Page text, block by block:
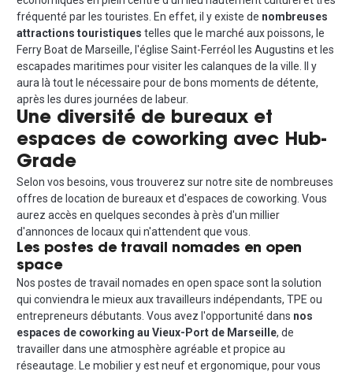
fréquenté par les touristes. En effet, il y existe de nombreuses
attractions touristiques telles que le marché aux poissons, le
Ferry Boat de Marseille, l'église Saint-Ferréol les Augustins et les
escapades maritimes pour visiter les calanques de la ville. Il y
aura là tout le nécessaire pour de bons moments de détente,
après les dures journées de labeur.
Une diversité de bureaux et
espaces de coworking avec Hub-
Grade
Selon vos besoins, vous trouverez sur notre site de nombreuses
offres de location de bureaux et d'espaces de coworking. Vous
aurez accès en quelques secondes à près d'un millier
d'annonces de locaux qui n'attendent que vous.
Les postes de travail nomades en open
space
Nos postes de travail nomades en open space sont la solution
qui conviendra le mieux aux travailleurs indépendants, TPE ou
entrepreneurs débutants. Vous avez l'opportunité dans nos
espaces de coworking au Vieux-Port de Marseille, de
travailler dans une atmosphère agréable et propice au
réseautage. Le mobilier y est neuf et ergonomique, pour vous